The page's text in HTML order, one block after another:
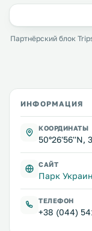
Партнёрский блок
ИНФОРМАЦИЯ
КООРДИНАТЫ
50°26'56''N,
САЙТ
Парк
ТЕЛЕФОН
+38 (044)